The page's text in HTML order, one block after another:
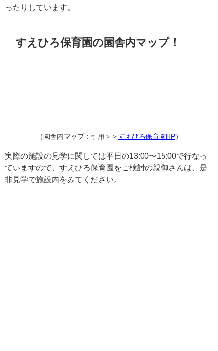
ったりしています。
すえひろ保育園の園舎内マップ！
（園舎内マップ：引用＞＞ すえひろ保育園HP）
実際の施設の見学に関しては平日の13:00〜15:00で行なっ
ていますので、すえひろ保育園をご検討の親御さんは、是
非見学で施設内をみてください。